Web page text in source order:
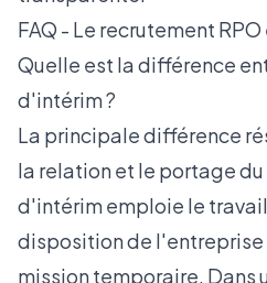
FAQ - Le recrutement
Quelle est la différence
d'intérim ?
La principale différence
la relation et le portage
d'intérim emploie le
disposition de l'entreprise
mission temporaire. Dans